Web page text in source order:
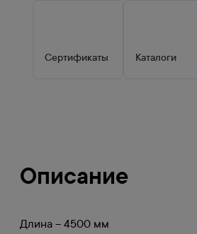
Сертификаты Каталоги
Описание
Длина – 4500 мм